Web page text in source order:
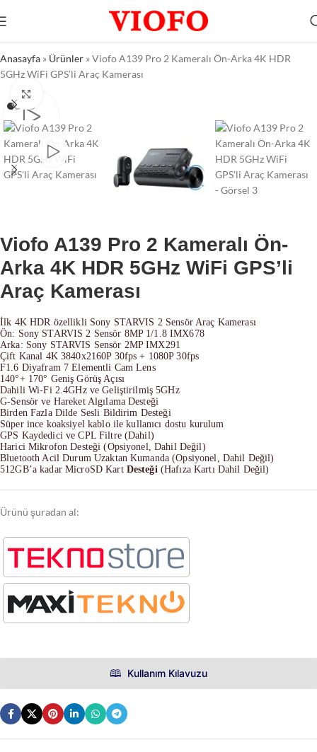
Anasayfa » Ürünler »Viofo A139 Pro 2 Kameralı Ön-Arka 4K HDR
5GHz WiFi GPS’li Araç Kamerası
Viofo A139 Pro 2 Kameralı Ön-
Arka 4K HDR 5GHz WiFi GPS’li
Araç Kamerası
İlk 4K HDR özellikli Sony STARVIS 2 Sensör Araç Kamerası
Ön: Sony STARVIS 2 Sensör 8MP 1/1.8 IMX678
Arka: Sony STARVIS Sensör 2MP IMX291
Çift Kanal 4K 3840x2160P 30fps + 1080P 30fps
F1.6 Diyafram 7 Elementli Cam Lens
140°+ 170° Geniş Görüş Açısı
Dahili Wi-Fi 2.4GHz ve Geliştirilmiş 5GHz
G-Sensör ve Hareket Algılama Desteği
Birden Fazla Dilde Sesli Bildirim Desteği
Süper ince koaksiyel kablo ile kullanıcı dostu kurulum
GPS Kaydedici ve CPL Filtre (Dahil)
Harici Mikrofon Desteği (Opsiyonel, Dahil Değil)
Bluetooth Acil Durum Uzaktan Kumanda (Opsiyonel, Dahil Değil)
512GB’a kadar MicroSD Kart Desteği(Hafıza Kartı Dahil Değil)
Ürünü şuradan al:
🕮 ‎‎‎ Kullanım Kılavuzu